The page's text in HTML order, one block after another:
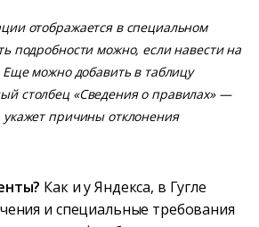
отображается в специальном
подробности можно, если навести на
Еще можно добавить в таблицу
столбец «Сведения о правилах» —
укажет причины отклонения
Как и у Яндекса, в Гугле
и специальные требования